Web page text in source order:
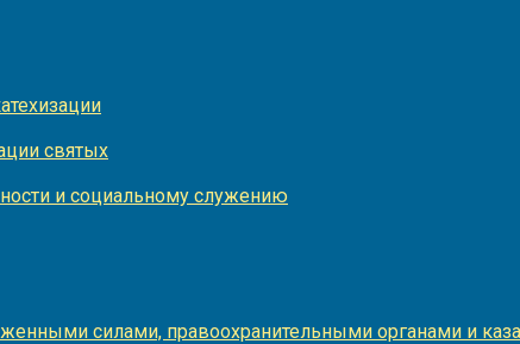
святых
и социальному служению
силами, правоохранительными органами и